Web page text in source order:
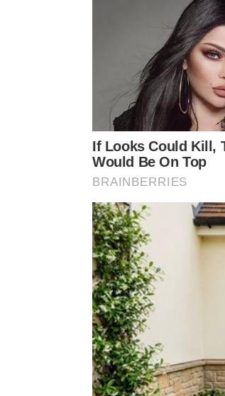
♬ som original –
Passo a passo para
Com o baralho em mãos,
existe um jeito certo de mexer
de fazer a escolha definitiva das
Siga estas etapas para realizar
Corte o baralho em três
Espalhe as cartas na mesa
demais.
Coloque-as lado a lado e
significado de cada arcano.